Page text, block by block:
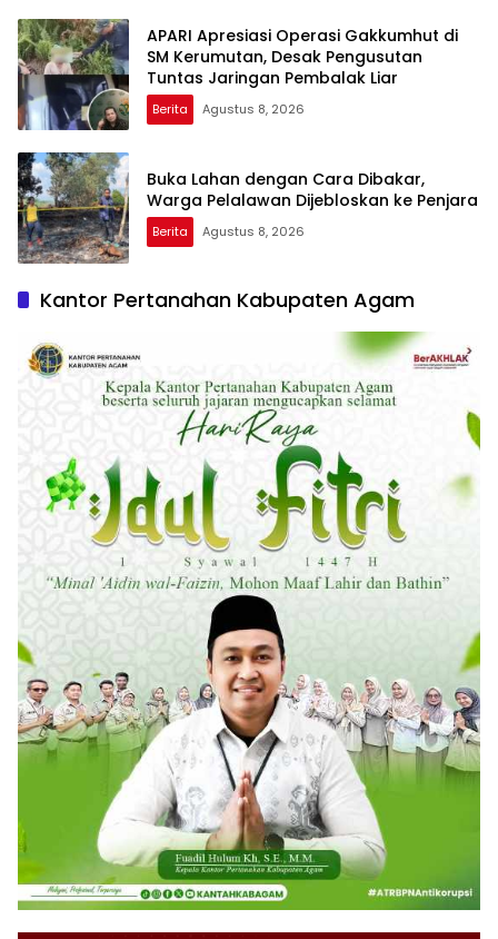
APARI Apresiasi Operasi Gakkumhut di
SM Kerumutan, Desak Pengusutan
Tuntas Jaringan Pembalak Liar
Berita Agustus 8, 2026
Buka Lahan dengan Cara Dibakar,
Warga Pelalawan Dijebloskan ke Penjara
Berita Agustus 8, 2026
Kantor Pertanahan Kabupaten Agam